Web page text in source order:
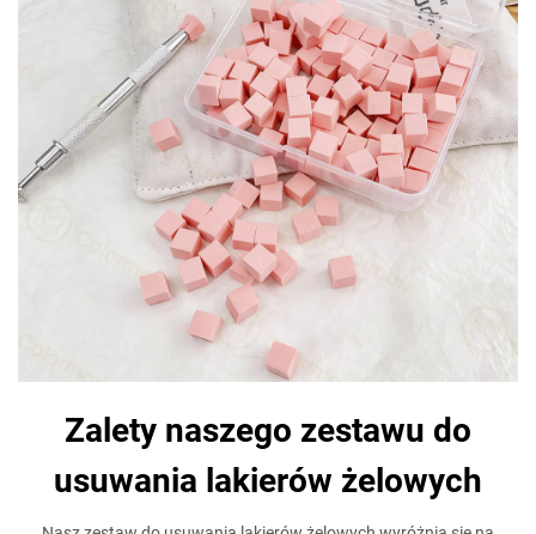
Zalety naszego zestawu do
usuwania lakierów żelowych